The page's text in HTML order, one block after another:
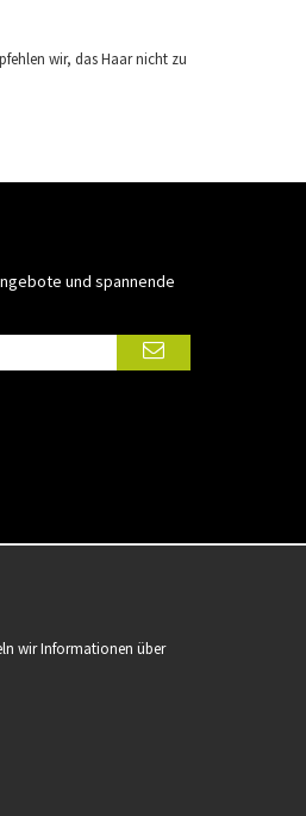
wir, das Haar nicht zu
und spannende
wir Informationen über